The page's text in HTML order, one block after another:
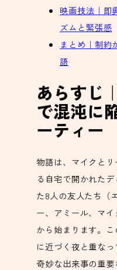
映画技法｜即
ズムと緊張感
まとめ｜制約
語
あらすじ
で混沌に
ーティー
物語は、マイクと
る自宅で開かれた
た8人の友人たち（
ー、アミール、マイ
から始まります。
に近づく夜と重な
奇妙な出来事の重